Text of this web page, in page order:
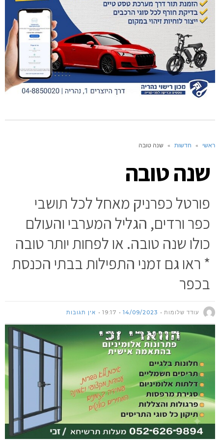
ראשי » חדשות » שנה טובה
שנה טובה
פורטל כפרניק מאחל לכל תושבי
כפר ורדים, הגליל המערבי והעולם
כולו שנה טובה. או לפחות יותר טובה
* ראו גם זמני התפילות בבתי הכנסת
בכפר
עודד שלומות 14/09/2023
19:17 אין תגובות